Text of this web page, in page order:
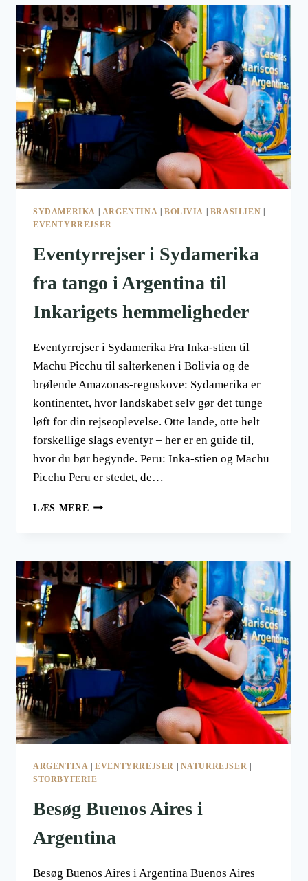
ARGENTINA
SYDAMERIKA | ARGENTINA | BOLIVIA | BRASILIEN |
EVENTYRREJSER
Eventyrrejser i Sydamerika
fra tango i Argentina til
Inkarigets hemmeligheder
Eventyrrejser i Sydamerika Fra Inka-stien til
Machu Picchu til saltørkenen i Bolivia og de
brølende Amazonas-regnskove: Sydamerika er
kontinentet, hvor landskabet selv gør det tunge
løft for din rejseoplevelse. Otte lande, otte helt
forskellige slags eventyr – her er en guide til,
hvor du bør begynde. Peru: Inka-stien og Machu
Picchu Peru er stedet, de…
LÆS MERE EVENTYRREJSER
TANGO
I
ARGENTINA
TIL
INKARIGETS
HEMMELIGHEDER
ARGENTINA |EVENTYRREJSER NATURREJSER
STORBYFERIE
Besøg Buenos Aires i
Argentina
Besøg Buenos Aires i Argentina Buenos Aires